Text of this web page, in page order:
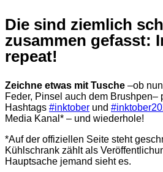
Die sind ziemlich
zusammen gefasst:
repeat!
Zeichne etwas mit Tusche –ob
Feder, Pinsel auch dem Brushpen–
Hashtags #inktober und
Media Kanal* – und wiederhole!
*Auf der offiziellen Seite steht
Kühlschrank zählt als
Hauptsache jemand sieht es.